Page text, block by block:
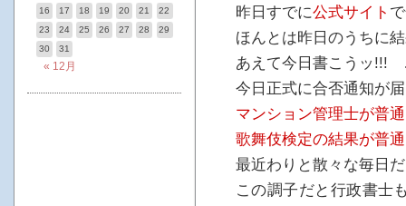
昨日すでに公式サイト
ほんとは昨日のうちに
あえて今日書こうッ!!!
今日正式に合否通知が
マンション管理士が普
歌舞伎検定の結果が普
最近わりと散々な毎日
この調子だと行政書士
« 12月
16
17 18 19 20 21
22
23
24 25 26 27 28
29
30
31